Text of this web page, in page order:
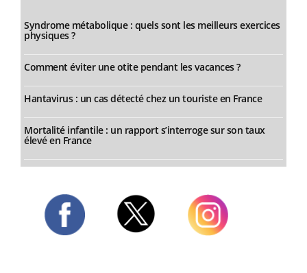
Syndrome métabolique : quels sont les meilleurs exercices
physiques ?
Comment éviter une otite pendant les vacances ?
Hantavirus : un cas détecté chez un touriste en France
Mortalité infantile : un rapport s’interroge sur son taux
élevé en France